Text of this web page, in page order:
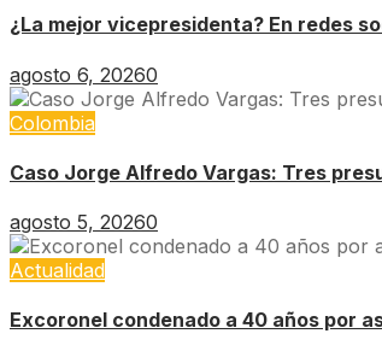
¿La mejor vicepresidenta? En redes
agosto 6, 20260
Colombia
Caso Jorge Alfredo Vargas: Tres
agosto 5, 20260
Actualidad
Excoronel condenado a 40 años por